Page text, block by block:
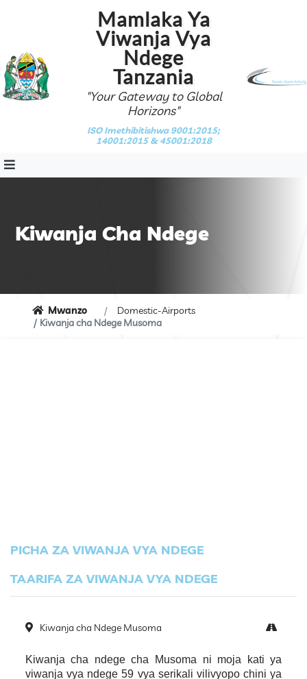
Mamlaka Ya
Viwanja Vya
Ndege
Tanzania
"Your Gateway to Global
Horizons"
ISO Imethibitishwa 9001:2015;
14001:2015 & 45001:2018
Kiwanja Cha Ndege
Mwanzo
Domestic-Airports
Kiwanja cha Ndege Musoma
PICHA ZA VIWANJA VYA NDEGE
TAARIFA ZA VIWANJA VYA NDEGE
Kiwanja cha Ndege Musoma
Kiwanja cha ndege cha Musoma ni moja kati ya
viwanja vya ndege 59 vya serikali vilivyopo chini ya